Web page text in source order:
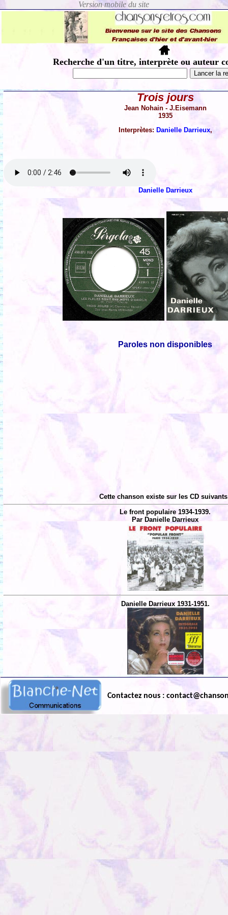
Recherche d'un titre, interprète ou auteur
Trois jours
Jean Nohain - J.Eisemann
1935
Interprètes: Danielle Darrieux,
Danielle Darrieux
Paroles non disponibles
Cette chanson existe sur les CD
Le front populaire 1934-1939.
Par Danielle Darrieux
Danielle Darrieux 1931-1951.
Contactez nous :